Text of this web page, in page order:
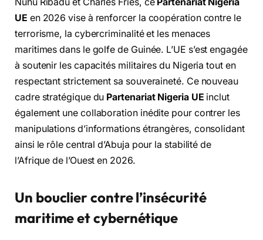
UE en 2026 vise à renforcer la coopération contre le
terrorisme, la cybercriminalité et les menaces
maritimes dans le golfe de Guinée. L’UE s’est engagée
à soutenir les capacités militaires du Nigeria tout en
respectant strictement sa souveraineté. Ce nouveau
cadre stratégique du Partenariat Nigeria UE inclut
également une collaboration inédite pour contrer les
manipulations d’informations étrangères, consolidant
ainsi le rôle central d’Abuja pour la stabilité de
l’Afrique de l’Ouest en 2026.
Un bouclier contre l’insécurité
maritime et cybernétique